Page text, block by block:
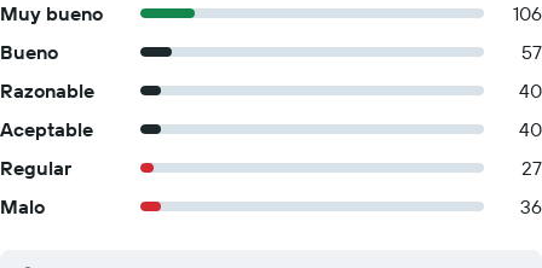
Muy bueno
106
Bueno
57
Razonable
40
Aceptable
40
Regular
27
Malo
36